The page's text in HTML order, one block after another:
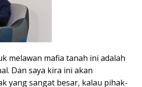
melawan mafia tanah ini adalah
Dan saya kira ini akan
yang sangat besar, kalau pihak-